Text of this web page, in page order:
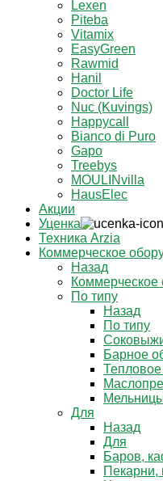
Lexen
Piteba
Vitamix
EasyGreen
Rawmid
Hanil
Doctor Life
Nuc (Kuvings)
Happycall
Bianco di Puro
Gapo
Treebys
MOULINvilla
HausElec
Акции
Уценка
Техника Arzia
Коммерческое
Назад
Коммерческое
По типу
Назад
По типу
Барное
Для
Назад
Для
Баров,
Пекарни,